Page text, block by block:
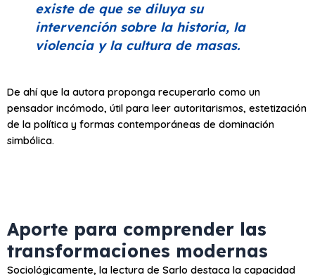
existe de que se diluya su
intervención sobre la historia, la
violencia y la cultura de masas.
De ahí que la autora proponga recuperarlo como un
pensador incómodo, útil para leer autoritarismos, estetización
de la política y formas contemporáneas de dominación
simbólica.
Aporte para comprender las
transformaciones modernas
Sociológicamente, la lectura de Sarlo destaca la capacidad